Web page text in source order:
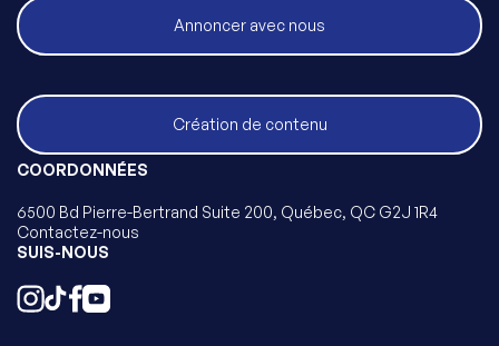
Annoncer avec nous
Création de contenu
COORDONNÉES
6500 Bd Pierre-Bertrand Suite 200, Québec, QC G2J 1R4
Contactez-nous
SUIS-NOUS